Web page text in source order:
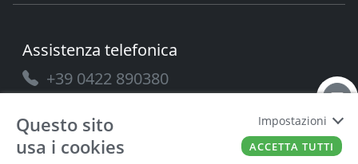
Assistenza telefonica
+39 0422 890380
Questo sito
usa i cookies
Impostazioni
ACCETTA TUTTI